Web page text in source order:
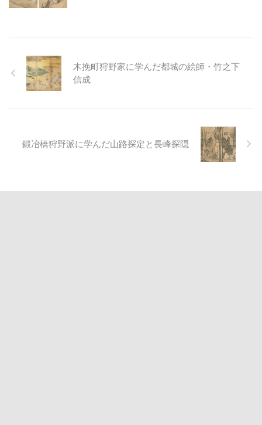
木挽町狩野家に学んだ都城の絵師・竹之下
信成
鍛冶橋狩野派に学んだ山路探定と長峰探隠